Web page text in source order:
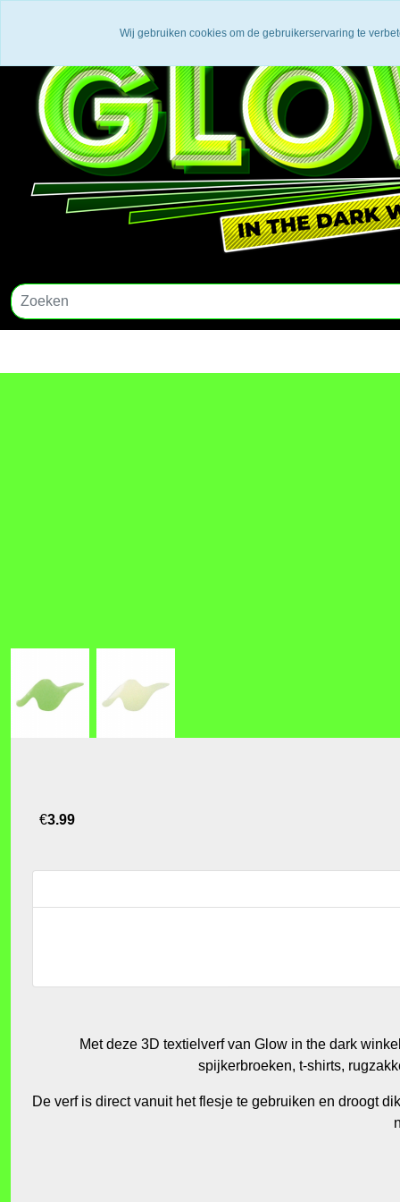
€3.99
Met deze 3D textielverf van Glow in the dark
spijkerbroeken, t-shirts,
De verf is direct vanuit het flesje te gebruiken en droogt
Wij gebruiken cookies om de gebruikerservaring te